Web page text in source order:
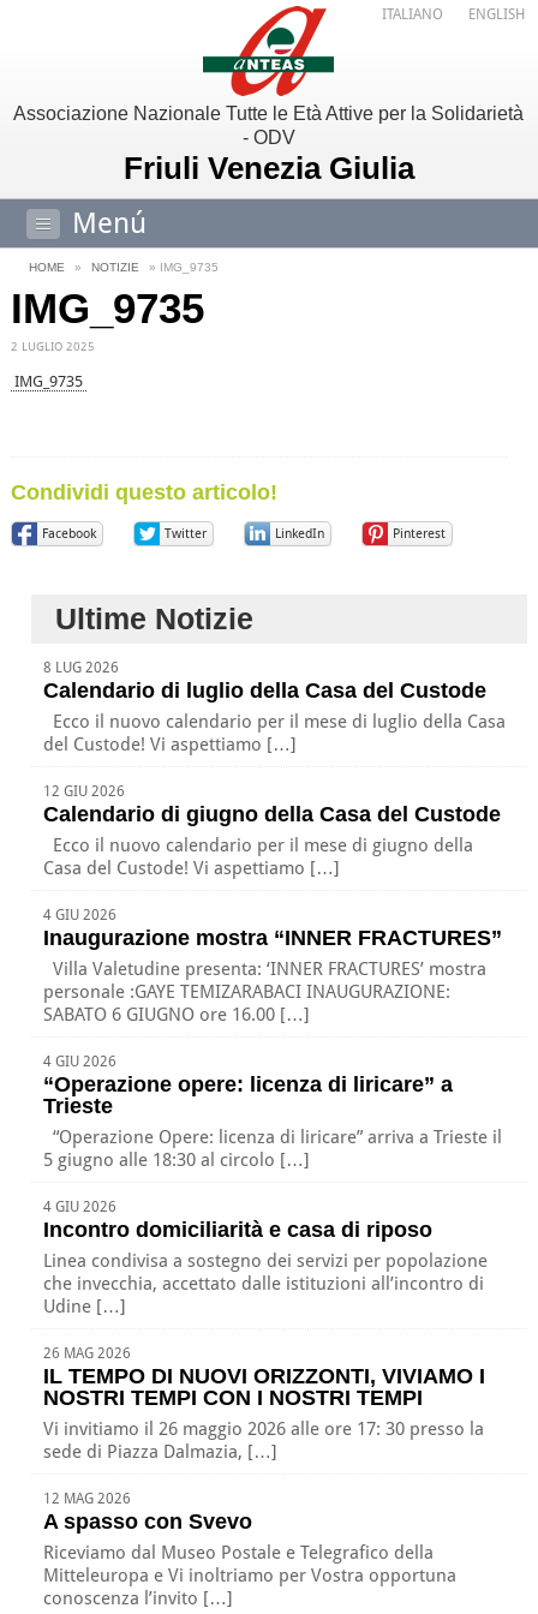
Associazione Nazionale Tutte le Età Attive per la Solidarietà
- ODV
Friuli Venezia Giulia
Menú
ITALIANO ENGLISH
HOME » NOTIZIE » IMG_9735
IMG_9735
2 LUGLIO 2025
IMG_9735
Condividi questo articolo!
Facebook Twitter LinkedIn Pinterest
Ultime Notizie
8 LUG 2026
Calendario di luglio della Casa del Custode
Ecco il nuovo calendario per il mese di luglio della Casa
del Custode! Vi aspettiamo […]
12 GIU 2026
Calendario di giugno della Casa del Custode
Ecco il nuovo calendario per il mese di giugno della
Casa del Custode! Vi aspettiamo […]
4 GIU 2026
Inaugurazione mostra “INNER FRACTURES”
Villa Valetudine presenta: ‘INNER FRACTURES’ mostra
personale :GAYE TEMIZARABACI INAUGURAZIONE:
SABATO 6 GIUGNO ore 16.00 […]
4 GIU 2026
“Operazione opere: licenza di liricare” a
Trieste
“Operazione Opere: licenza di liricare” arriva a Trieste il
5 giugno alle 18:30 al circolo […]
4 GIU 2026
Incontro domiciliarità e casa di riposo
Linea condivisa a sostegno dei servizi per popolazione
che invecchia, accettato dalle istituzioni all’incontro di
Udine […]
26 MAG 2026
IL TEMPO DI NUOVI ORIZZONTI, VIVIAMO I
NOSTRI TEMPI CON I NOSTRI TEMPI
Vi invitiamo il 26 maggio 2026 alle ore 17: 30 presso la
sede di Piazza Dalmazia, […]
12 MAG 2026
A spasso con Svevo
Riceviamo dal Museo Postale e Telegrafico della
Mitteleuropa e Vi inoltriamo per Vostra opportuna
conoscenza l’invito […]